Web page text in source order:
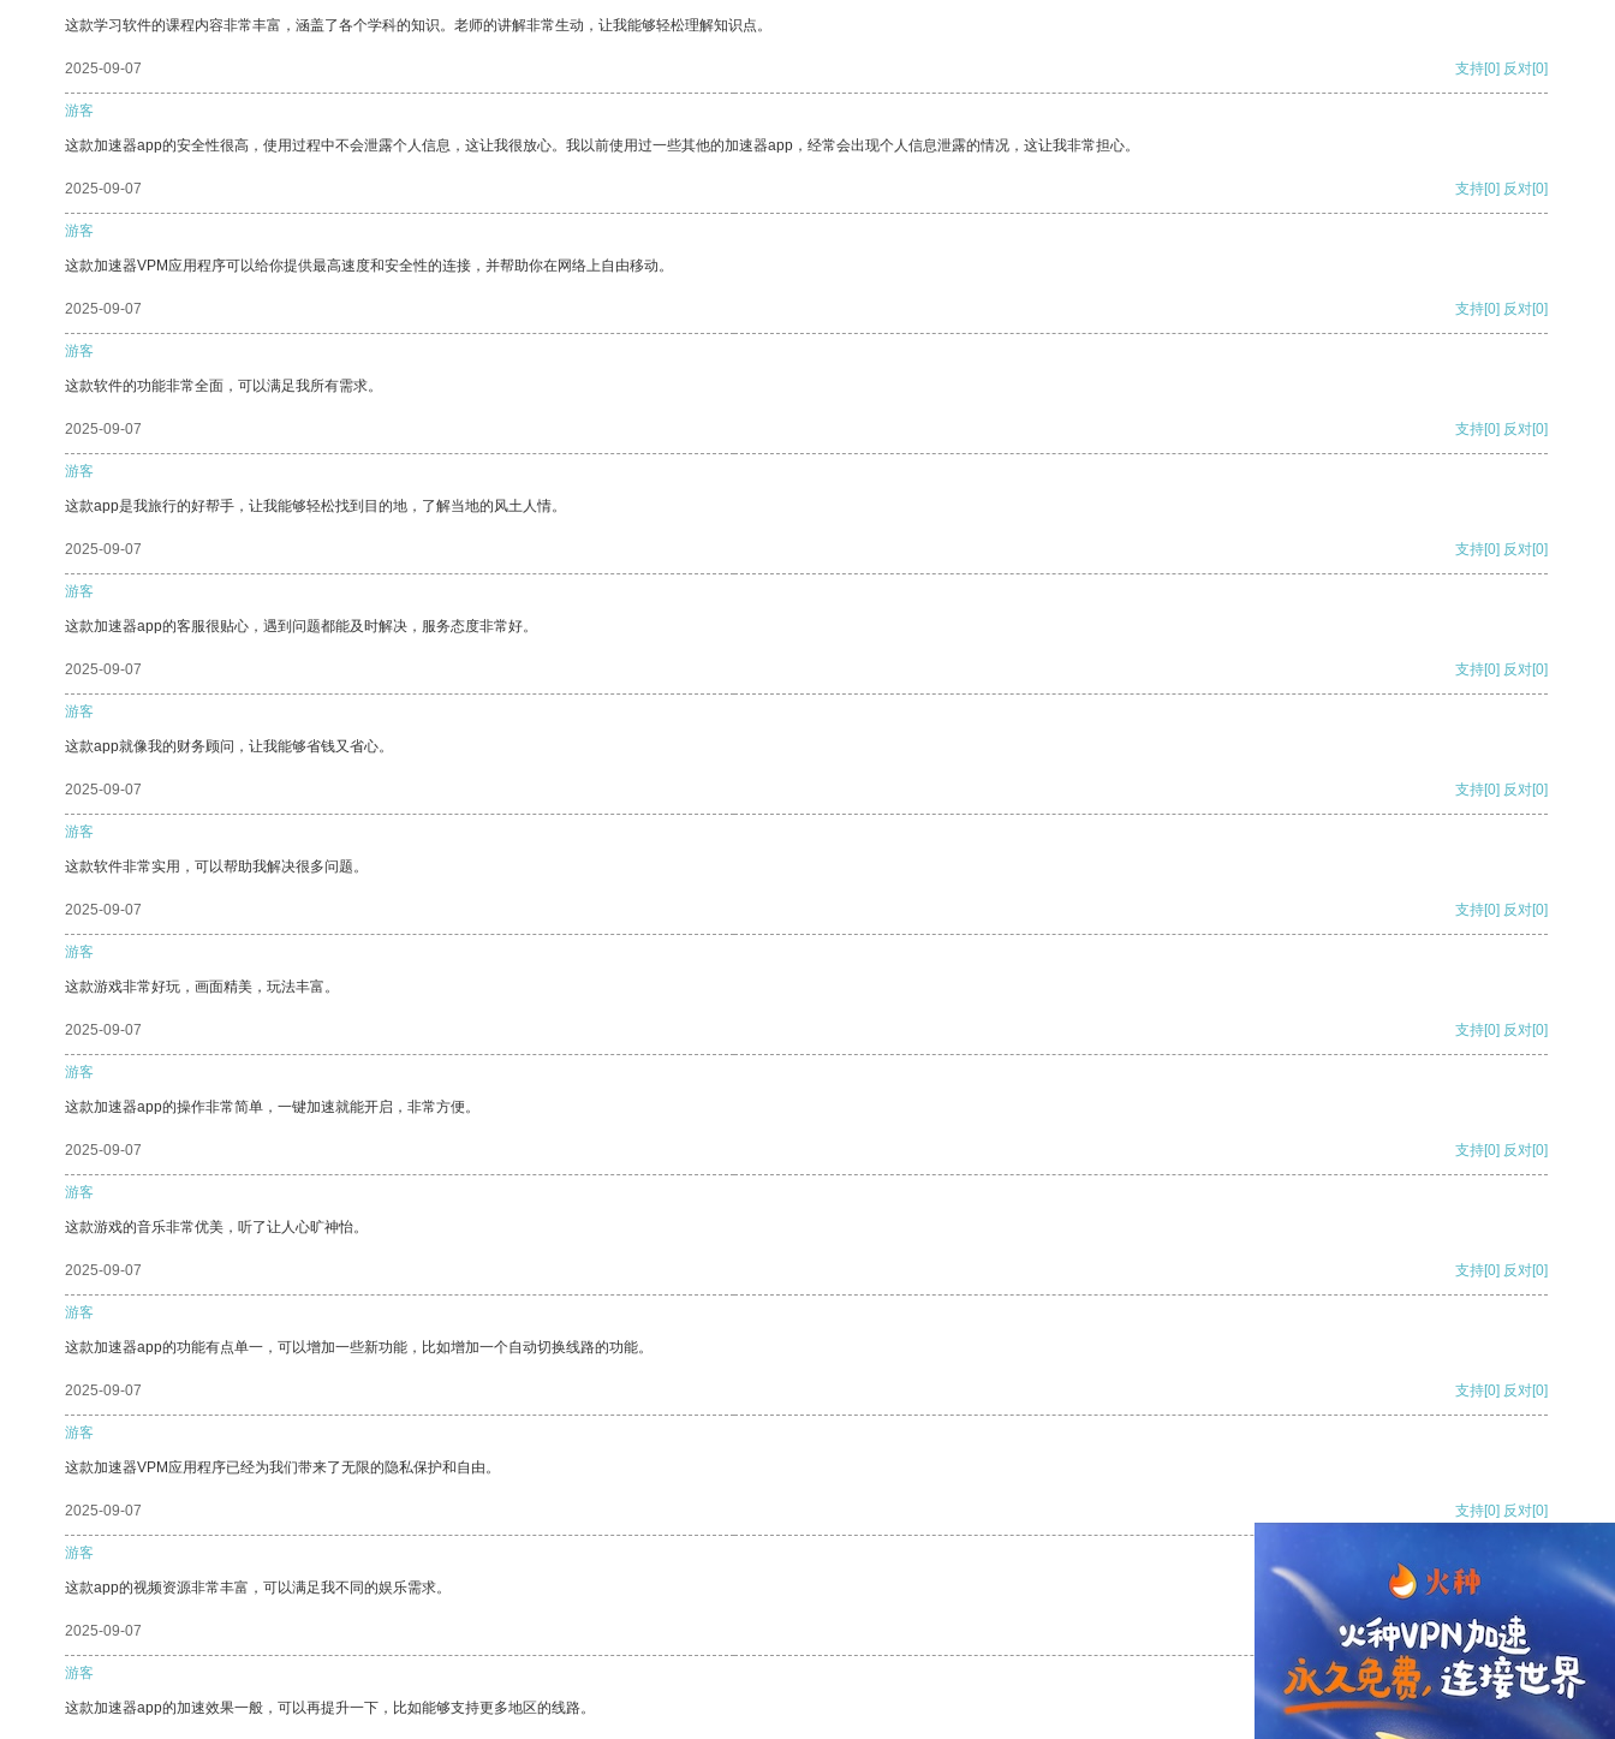
这款学习软件的课程内容非常丰富，涵盖了各个学科的知识。老师的讲解非常生动，让我能够轻松理解知识点。
2025-09-07 支持[0] 反对[0]
游客
这款加速器app的安全性很高，使用过程中不会泄露个人信息，这让我很放心。我以前使用过一些其他的加速器app，经常会出现个人信息泄露的情况，这让我非常担心。
2025-09-07 支持[0] 反对[0]
游客
这款加速器VPM应用程序可以给你提供最高速度和安全性的连接，并帮助你在网络上自由移动。
2025-09-07 支持[0] 反对[0]
游客
这款软件的功能非常全面，可以满足我所有需求。
2025-09-07 支持[0] 反对[0]
游客
这款app是我旅行的好帮手，让我能够轻松找到目的地，了解当地的风土人情。
2025-09-07 支持[0] 反对[0]
游客
这款加速器app的客服很贴心，遇到问题都能及时解决，服务态度非常好。
2025-09-07 支持[0] 反对[0]
游客
这款app就像我的财务顾问，让我能够省钱又省心。
2025-09-07 支持[0] 反对[0]
游客
这款软件非常实用，可以帮助我解决很多问题。
2025-09-07 支持[0] 反对[0]
游客
这款游戏非常好玩，画面精美，玩法丰富。
2025-09-07 支持[0] 反对[0]
游客
这款加速器app的操作非常简单，一键加速就能开启，非常方便。
2025-09-07 支持[0] 反对[0]
游客
这款游戏的音乐非常优美，听了让人心旷神怡。
2025-09-07 支持[0] 反对[0]
游客
这款加速器app的功能有点单一，可以增加一些新功能，比如增加一个自动切换线路的功能。
2025-09-07 支持[0] 反对[0]
游客
这款加速器VPM应用程序已经为我们带来了无限的隐私保护和自由。
2025-09-07 支持[0] 反对[0]
游客
这款app的视频资源非常丰富，可以满足我不同的娱乐需求。
2025-09-07 支持[0] 反对
游客
这款加速器app的加速效果一般，可以再提升一下，比如能够支持更多地区的线路。